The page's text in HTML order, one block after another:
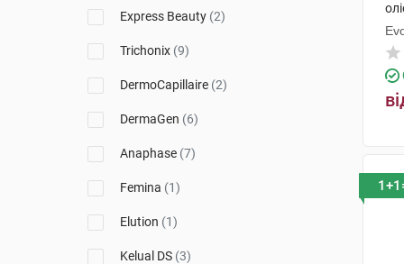
Express Beauty (2)
Trichonix (9)
DermoCapillaire (2)
DermaGen (6)
Anaphase (7)
Femina (1)
Elution (1)
Kelual DS (3)